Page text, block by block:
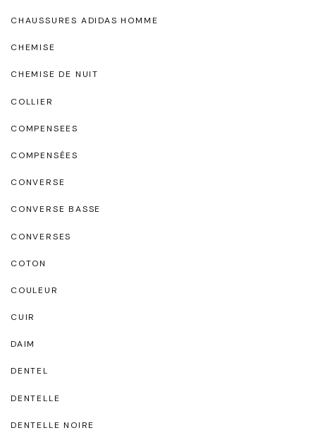
CHAUSSURES ADIDAS HOMME
CHEMISE
CHEMISE DE NUIT
COLLIER
COMPENSEES
COMPENSÉES
CONVERSE
CONVERSE BASSE
CONVERSES
COTON
COULEUR
CUIR
DAIM
DENTEL
DENTELLE
DENTELLE NOIRE